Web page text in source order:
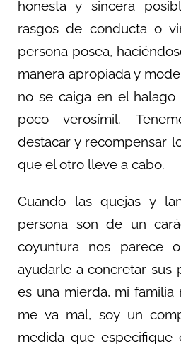
honesta y sincera
rasgos de conducta o
persona posea,
manera apropiada y
no se caiga en el halago
poco verosímil.
destacar y recompensar
que el otro lleve a cabo.
Cuando las quejas y
persona son de un
coyuntura nos parece
ayudarle a concretar sus
es una mierda, mi
me va mal, soy un
medida que especifique